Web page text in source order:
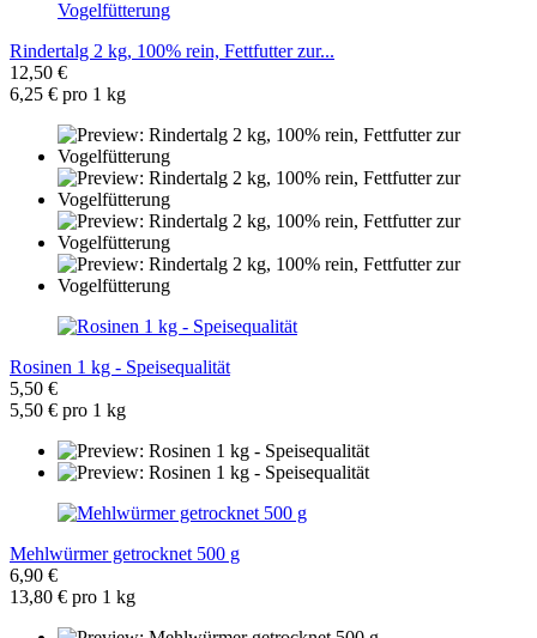
Rindertalg 2 kg, 100% rein, Fettfutter zur...
12,50 €
6,25 € pro 1 kg
Rosinen 1 kg - Speisequalität
5,50 €
5,50 € pro 1 kg
Mehlwürmer getrocknet 500 g
6,90 €
13,80 € pro 1 kg